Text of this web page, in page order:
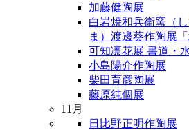
加藤健陶展
白岩焼和兵衛窯（
ま）渡邊葵作陶展「
可知凛花展 書道・
小島陽介作陶展
柴田育彦陶展
藤原純個展
11月
日比野正明作陶展